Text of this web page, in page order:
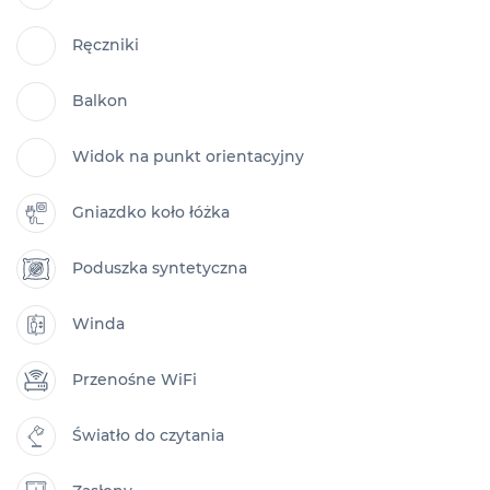
Ręczniki
Balkon
Widok na punkt orientacyjny
Gniazdko koło łóżka
Poduszka syntetyczna
Winda
Przenośne WiFi
Światło do czytania